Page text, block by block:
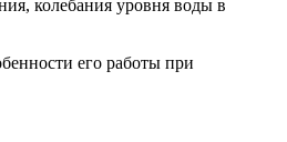
колебания уровня воды в
его работы при